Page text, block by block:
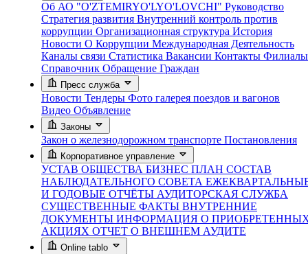
Об АО "O'ZTEMIRYO'LYO'LOVCHI" Руководство
Стратегия развития Внутренний контроль против
коррупции Организационная структура История
Новости О Коррупции Международная Деятельность
Каналы связи Статистика Вакансии Контакты Филиалы
Справочник Обращение Граждан
Пресс служба
Новости Тендеры Фото галерея поездов и вагонов
Видео Объявление
Законы
Закон о железнодорожном транспорте Постановления
Корпоративное управление
УСТАВ ОБЩЕСТВА БИЗНЕС ПЛАН СОСТАВ
НАБЛЮДАТЕЛЬНОГО СОВЕТА
И ГОДОВЫЕ ОТЧЁТЫ АУДИТОРСКАЯ СЛУЖБА
СУЩЕСТВЕННЫЕ ФАКТЫ ВНУТРЕННИЕ
ДОКУМЕНТЫ ИНФОРМАЦИЯ О
АКЦИЯХ ОТЧЕТ О ВНЕШНЕМ АУДИТЕ
Online tablo